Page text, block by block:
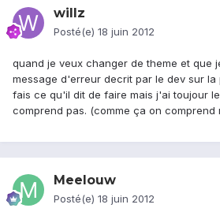
willz
Posté(e) 18 juin 2012
quand je veux changer de theme et que
message d'erreur decrit par le dev sur la
fais ce qu'il dit de faire mais j'ai toujour
comprend pas. (comme ça on comprend
Meelouw
Posté(e) 18 juin 2012